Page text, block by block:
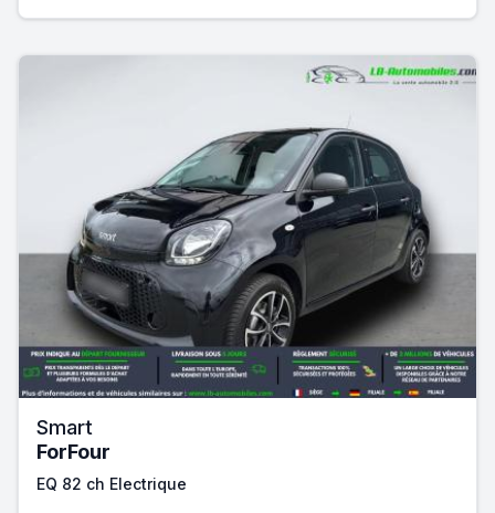
Smart
ForFour
EQ 82 ch Electrique